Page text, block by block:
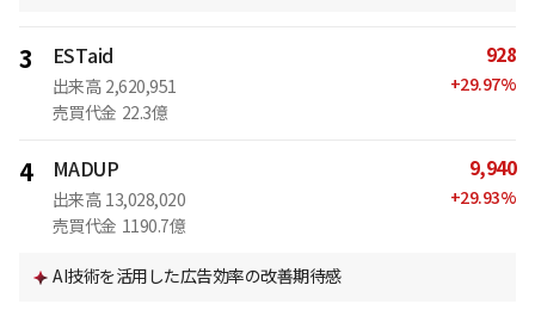
3 ESTaid
出来高 2,620,951
売買代金 22.3億
928
+29.97%
4 MADUP
出来高 13,028,020
売買代金 1190.7億
9,940
+29.93%
AI技術を活用した広告効率の改善期待感